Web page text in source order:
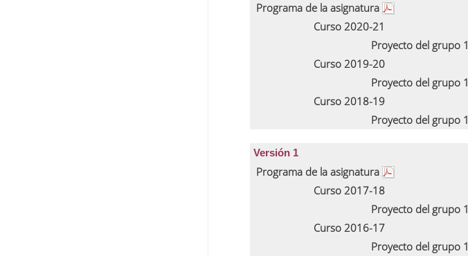
Programa de la asignatura
Curso 2020-21
Proyecto del grupo 1
Curso 2019-20
Proyecto del grupo 1
Curso 2018-19
Proyecto del grupo 1
Versión 1
Programa de la asignatura
Curso 2017-18
Proyecto del grupo 1
Curso 2016-17
Proyecto del grupo 1